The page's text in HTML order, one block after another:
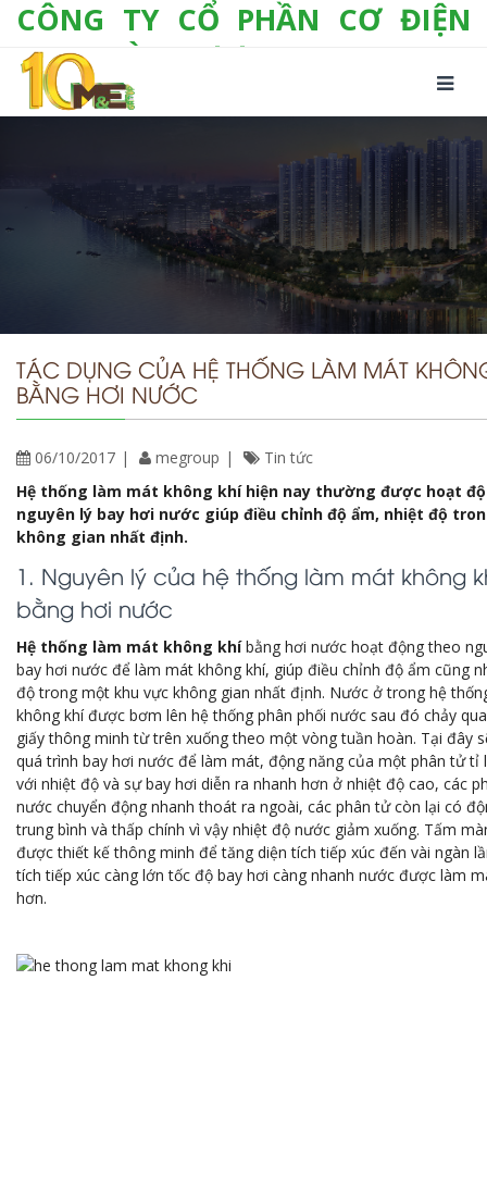
CÔNG TY CỔ PHẦN CƠ ĐIỆN
LẠNH VÀ THƯƠNG MẠI M&E
Số 10/357 Tam Trinh, P. Hoàng Văn Thụ, Q.
Hoàng Mai, TP. Hà Nội
Fax: +(84-24) 3 632 1297
Email: info@megroup.vn Website: www.megroup.vn
TÁC DỤNG CỦA HỆ THỐNG LÀM MÁT
BẰNG HƠI NƯỚC
06/10/2017 megroup
Tin tức
Hệ thống làm mát không khí hiện nay thường được hoạt
nguyên lý bay hơi nước giúp điều chỉnh độ ẩm, nhiệt độ
không gian nhất định.
1. Nguyên lý của hệ thống làm mát không
bằng hơi nước
Hệ thống làm mát không khíbằng hơi nước hoạt động theo
bay hơi nước để làm mát không khí, giúp điều chỉnh độ ẩm cũng
độ trong một khu vực không gian nhất định. Nước ở trong hệ
không khí được bơm lên hệ thống phân phối nước sau đó chảy
giấy thông minh từ trên xuống theo một vòng tuần hoàn. Tại đây
quá trình bay hơi nước để làm mát, động năng của một phân tử tỉ
với nhiệt độ và sự bay hơi diễn ra nhanh hơn ở nhiệt độ cao, các
nước chuyển động nhanh thoát ra ngoài, các phân tử còn lại có
trung bình và thấp chính vì vậy nhiệt độ nước giảm xuống. Tấm
được thiết kế thông minh để tăng diện tích tiếp xúc đến vài ngàn
tích tiếp xúc càng lớn tốc độ bay hơi càng nhanh nước được làm
hơn.